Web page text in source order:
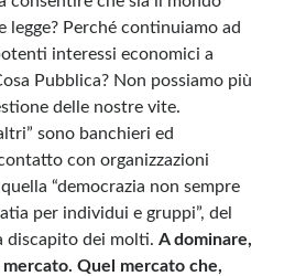
legge? Perché continuiamo ad
interessi economici a
Pubblica? Non possiamo più
delle nostre vite.
sono banchieri ed
con organizzazioni
“democrazia non sempre
per individui e gruppi”, del
discapito dei molti. A dominare,
Quel mercato che,